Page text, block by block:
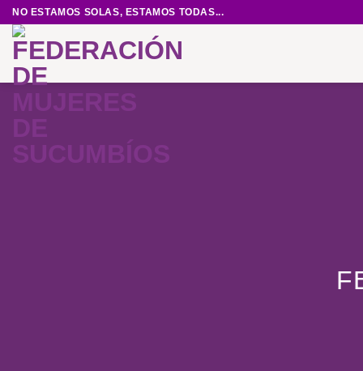
Saltar
contenido
NO ESTAMOS SOLAS, ESTAMOS TODAS...